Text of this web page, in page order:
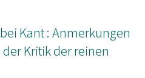
Kant : Anmerkungen
Kritik der reinen